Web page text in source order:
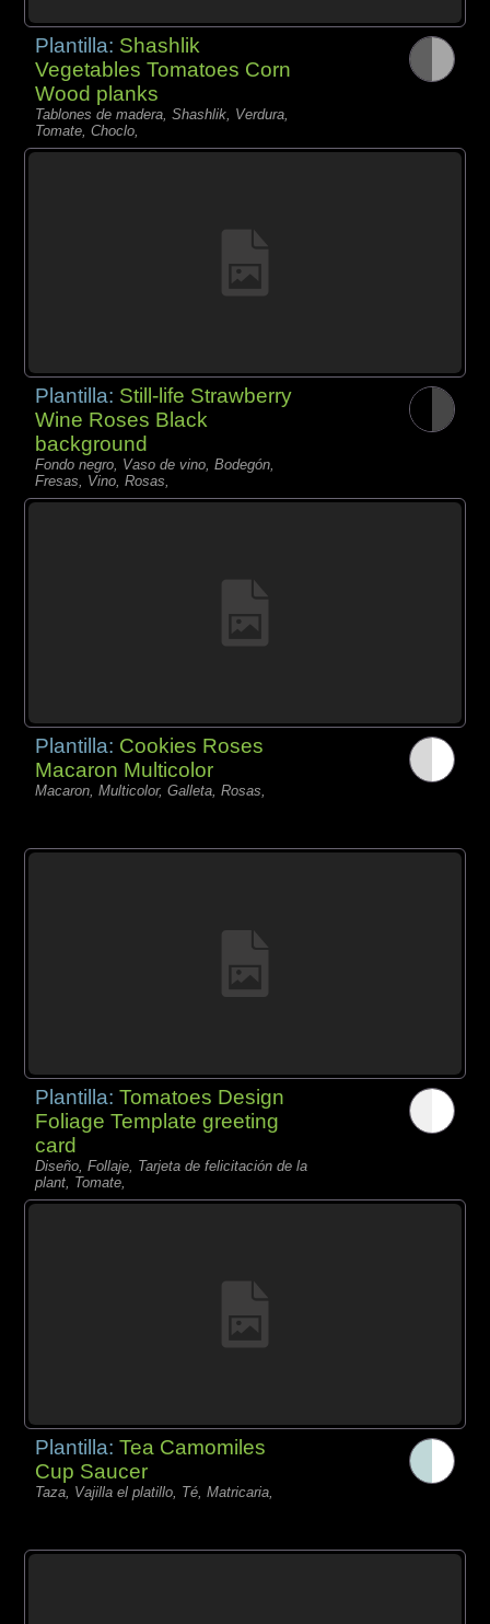
Plantilla: Shashlik
Vegetables Tomatoes Corn
Wood planks
Tablones de madera, Shashlik, Verdura,
Tomate, Choclo,
Plantilla: Still-life Strawberry
Wine Roses Black
background
Fondo negro, Vaso de vino, Bodegón,
Fresas, Vino, Rosas,
Plantilla: Cookies Roses
Macaron Multicolor
Macaron, Multicolor, Galleta, Rosas,
Plantilla:Tomatoes Design
Foliage Template greeting
card
Diseño, Follaje, Tarjeta de felicitación de la
plant, Tomate,
Plantilla:Tea Camomiles
Cup Saucer
Taza, Vajilla el platillo, Té, Matricaria,